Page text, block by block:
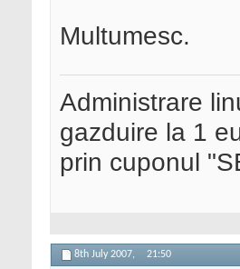
Multumesc.
Administrare
gazduire la 1
prin cuponul
8th July 2007, 21:50